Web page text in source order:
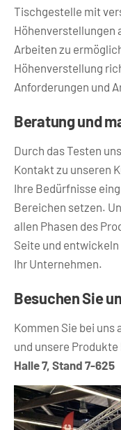
Tischgestelle mit
Höhenverstellungen
Arbeiten zu
Höhenverstellung
Anforderungen und
Beratung und
Durch das Testen
Kontakt zu unseren
Ihre Bedürfnisse
Bereichen setzen.
allen Phasen des
Seite und
Ihr Unternehmen.
Besuchen Sie
Kommen Sie bei uns
und unsere
Halle 7, Stand 7-625